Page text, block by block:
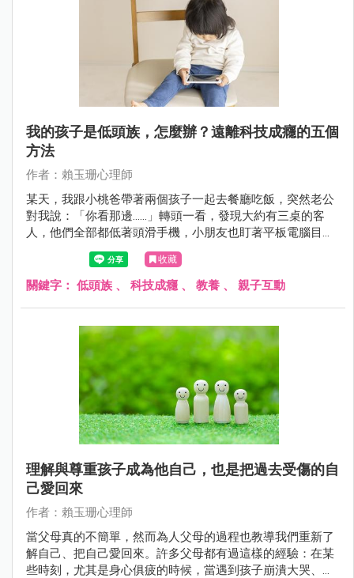
我的孩子是低頭族，怎麼辦？遠離科技成癮的五個
方法
作者：賴玉珊心理師
某天，我跟小桃爸帶著兩個孩子一起去餐廳吃飯，突然老公
對我說：「你看那邊......」轉頭一看，發現大約有三桌的客
人，他們全部都低著頭滑手機，小朋友也盯著平板電腦目不
轉睛。這種人在心不在的場景，你是否也發現越來越普遍了
收藏
關鍵字： 低頭族 、 科技成癮 、 教養 、 親子互動
理解與尊重孩子成為他自己，也是把過去受傷的自
己愛回來
作者：賴玉珊心理師
當父母真的不簡單，然而為人父母的過程也教導我們重新了
解自己、把自己愛回來。許多父母都有過這樣的經驗：在某
些時刻，尤其是身心俱疲的時候，當遇到孩子崩潰大哭、吵